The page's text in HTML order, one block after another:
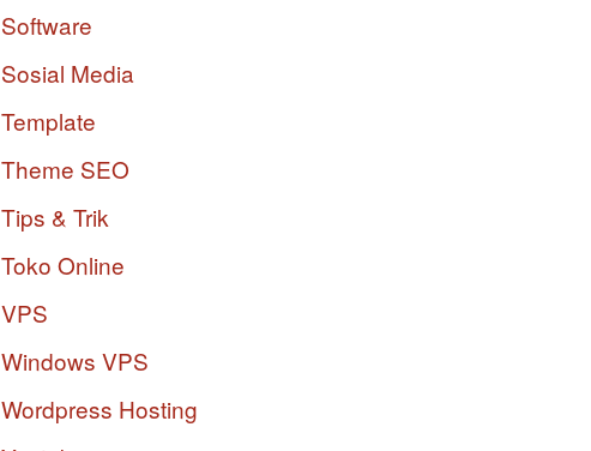
Software
Sosial Media
Template
Theme SEO
Tips & Trik
Toko Online
VPS
Windows VPS
Wordpress Hosting